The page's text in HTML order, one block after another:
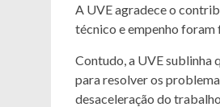
A UVE agradece o
técnico e empenho foram
Contudo, a UVE sublinha
para resolver os
desaceleração do